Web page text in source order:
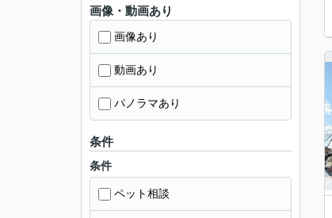
画像・動画あり
画像あり
動画あり
パノラマあり
条件
条件
ペット相談